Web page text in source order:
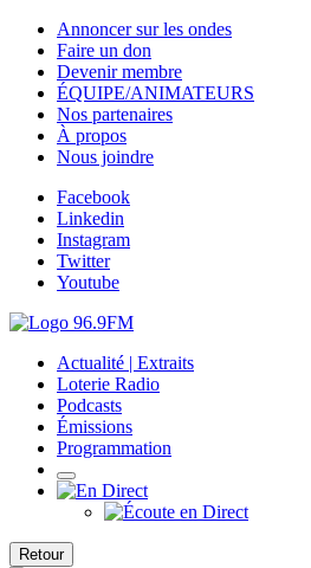
Annoncer sur les ondes
Faire un don
Devenir membre
ÉQUIPE/ANIMATEURS
Nos partenaires
À propos
Nous joindre
Facebook
Linkedin
Instagram
Twitter
Youtube
Actualité | Extraits
Loterie Radio
Podcasts
Émissions
Programmation
Retour